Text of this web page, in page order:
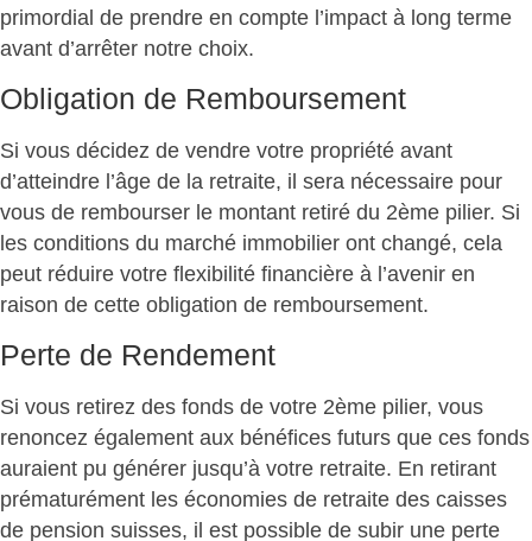
primordial de prendre en compte l’impact à long terme
avant d’arrêter notre choix.
Obligation de Remboursement
Si vous décidez de vendre votre propriété avant
d’atteindre l’âge de la retraite, il sera nécessaire pour
vous de rembourser le montant retiré du 2ème pilier. Si
les conditions du marché immobilier ont changé, cela
peut réduire votre flexibilité financière à l’avenir en
raison de cette obligation de remboursement.
Perte de Rendement
Si vous retirez des fonds de votre 2ème pilier, vous
renoncez également aux bénéfices futurs que ces fonds
auraient pu générer jusqu’à votre retraite. En retirant
prématurément les économies de retraite des caisses
de pension suisses, il est possible de subir une perte